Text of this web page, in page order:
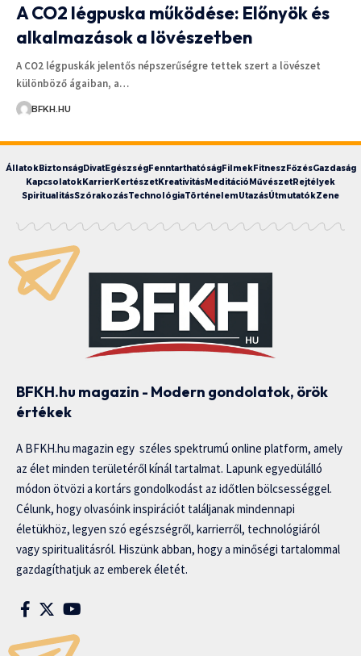
A CO2 légpuska működése: Előnyök és
alkalmazások a lövészetben
A CO2 légpuskák jelentős népszerűségre tettek szert a lövészet
különböző ágaiban, a…
BFKH.HU
ÁllatokBiztonságDivatEgészségFenntarthatóságFilmekFitneszFőzésGazdaság
KapcsolatokKarrierKertészetKreativitásMeditációMűvészetRejtélyek
SpiritualitásSzórakozásTechnológiaTörténelemUtazásÚtmutatókZene
BFKH.hu magazin - Modern gondolatok, örök
értékek
A BFKH.hu magazin egy széles spektrumú online platform, amely
az élet minden területéről kínál tartalmat. Lapunk egyedülálló
módon ötvözi a kortárs gondolkodást az időtlen bölcsességgel.
Célunk, hogy olvasóink inspirációt találjanak mindennapi
életükhöz, legyen szó egészségről, karrierről, technológiáról
vagy spiritualitásról. Hiszünk abban, hogy a minőségi tartalommal
gazdagíthatjuk az emberek életét.